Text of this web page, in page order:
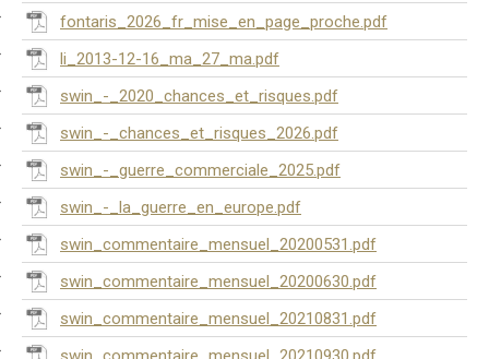
fontaris_2026_fr_mise_en_page_proche.pdf
li_2013-12-16_ma_27_ma.pdf
swin_-_2020_chances_et_risques.pdf
swin_-_chances_et_risques_2026.pdf
swin_-_guerre_commerciale_2025.pdf
swin_-_la_guerre_en_europe.pdf
swin_commentaire_mensuel_20200531.pdf
swin_commentaire_mensuel_20200630.pdf
swin_commentaire_mensuel_20210831.pdf